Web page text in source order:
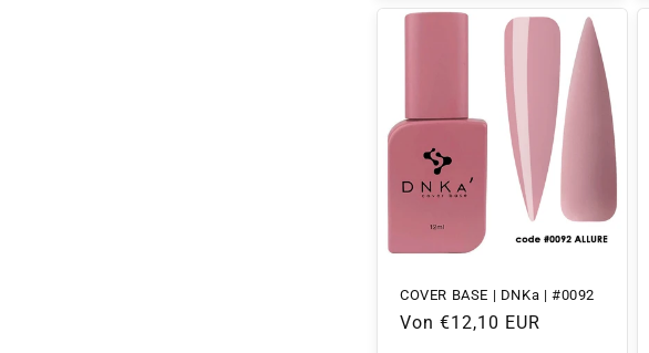
COVER BASE | DNKa | #0092
Normaler
Von €12,10 EUR